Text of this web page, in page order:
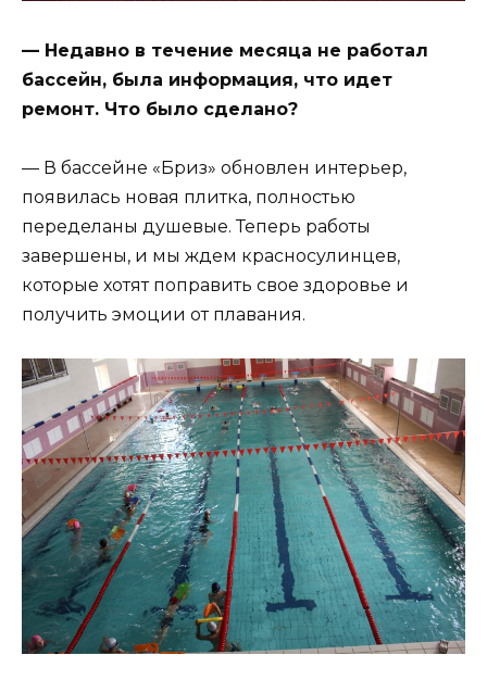
— Недавно в течение месяца не работал
бассейн, была информация, что идет
ремонт. Что было сделано?
— В бассейне «Бриз» обновлен интерьер,
появилась новая плитка, полностью
переделаны душевые. Теперь работы
завершены, и мы ждем красносулинцев,
которые хотят поправить свое здоровье и
получить эмоции от плавания.